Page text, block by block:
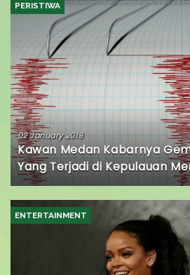
PERISTIWA
02 January 2019
Kawan Medan Kabarnya
Yang Terjadi di Kepulauan
ENTERTAINMENT